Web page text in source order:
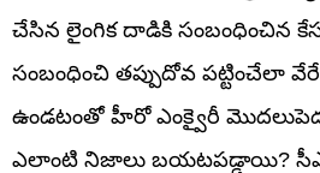
చేసిన లైంగిక దాడికి సంబంధించిన
సంబంధించి తప్పుదోవ పట్టించేలా
ఉండటంతో హీరో ఎంక్వైరీ
ఎలాంటి నిజాలు బయటపడ్డాయి?